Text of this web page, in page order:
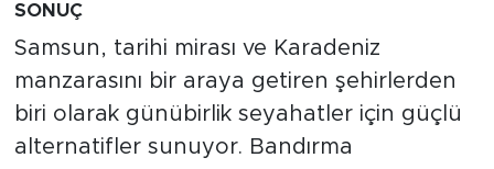
SONUÇ
Samsun, tarihi mirası ve Karadeniz
manzarasını bir araya getiren şehirlerden
biri olarak günübirlik seyahatler için güçlü
alternatifler sunuyor. Bandırma